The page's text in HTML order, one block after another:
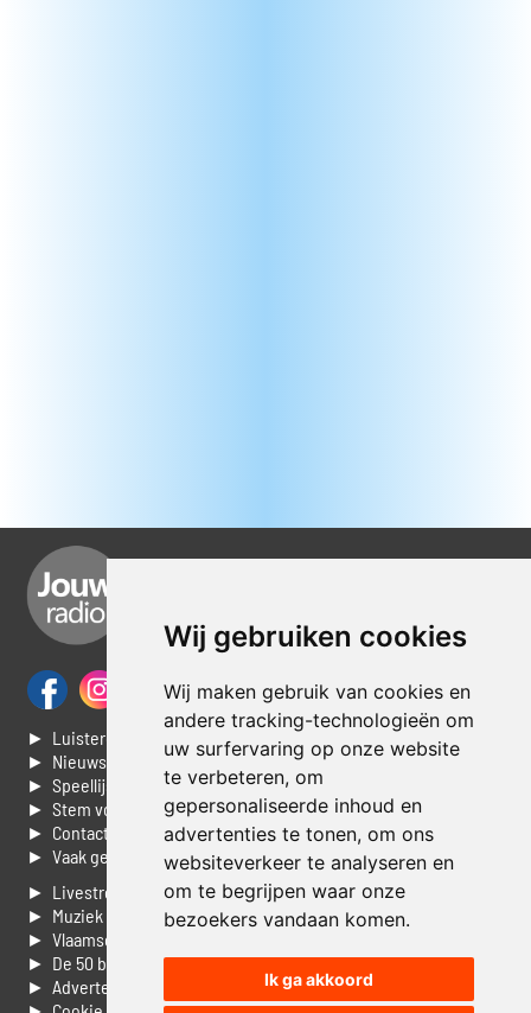
Wij gebruiken cookies
Wij maken gebruik van cookies en
andere tracking-technologieën om
uw surfervaring op onze website
te verbeteren, om
gepersonaliseerde inhoud en
advertenties te tonen, om ons
websiteverkeer te analyseren en
om te begrijpen waar onze
bezoekers vandaan komen.
Ik ga akkoord
► Luisteren naar Jouwradio
► Nieuws
► Speellijst
► Stem voor de Dag top 3
► Contacteer ons
► Vaak gestelde vragen
► Livestream informatie
► Muziek opzoeken
► Vlaamse 100 Aller tijden
► De 50 beste van...
► Adverteren op Jouwradio